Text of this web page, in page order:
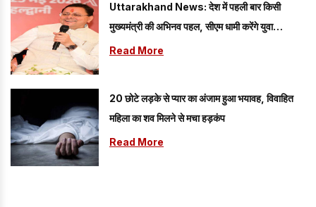
Uttarakhand News: देश में पहली बार किसी
मुख्यमंत्री की अभिनव पहल, सीएम धामी करेंगे युवा
विद्यार्थियों’ से सीधा संवाद
Read More
20 छोटे लड़के से प्यार का अंजाम हुआ भयावह, विवाहित
महिला का शव मिलने से मचा हड़कंप
Read More